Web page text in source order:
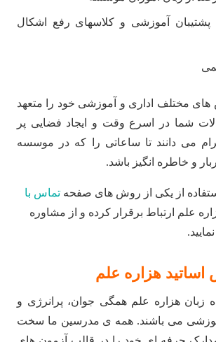
آموزشی و کلاسهای رفع اشکال
مختلف اداری و آموزشی خود را متعهد
شما در اسرع وقت و ایجاد فضایی پر
می دانند تا ساعاتی را که در موسسه
و خاطره انگیز باشد.
از یکی از روش های صفحهتماس با
علم ارتباط برقرار کرده و از مشاوره
هزاره علم
هزاره علم همگی جوان، پرانرژی و
می باشند. همه ی مدرسین ما سخت